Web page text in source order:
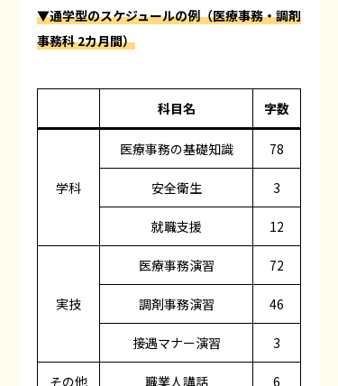
▼通学型のスケジュールの例（医療事務・調剤
事務科 2カ月間）
科目名 字数
学科
医療事務の基礎知識 78
安全衛生 3
就職支援 12
実技
医療事務演習 72
調剤事務演習 46
接遇マナー演習 3
その他 職業人講話 6